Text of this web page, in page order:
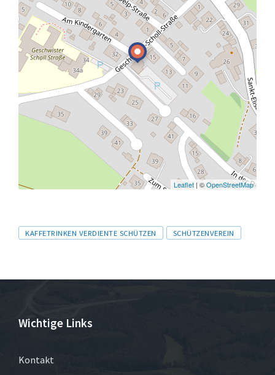
Leaflet | ©OpenStreetMap
Tags
KAFFETRINKEN VERDIENTE SCHÜTZEN SCHÜTZENVEREIN
Wichtige Links
Kontakt